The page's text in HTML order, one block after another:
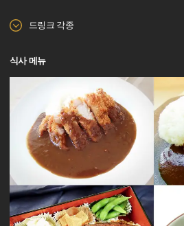
드링크 각종
식사 메뉴